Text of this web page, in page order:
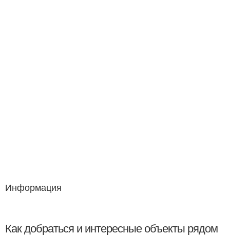
Информация
Как добраться и интересные объекты рядом